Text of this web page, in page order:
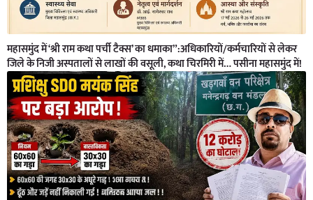
महासमुंद में ‘श्री राम कथा पर्ची टैक्स’ का धमाका”:अधिकारियों/कर्मचारियों से लेकर
जिले के निजी अस्पतालों से लाखों की वसूली, कथा चिरमिरी में… पसीना महासमुंद में!